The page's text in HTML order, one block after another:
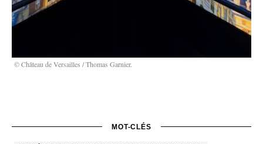
© Château de Versailles / Thomas Garnier.
MOT-CLÉS